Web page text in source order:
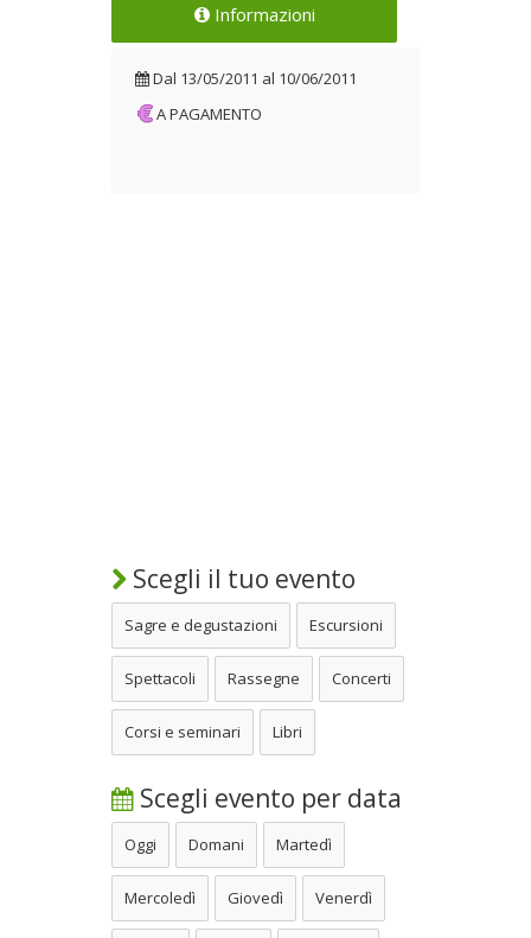
Informazioni
Dal 13/05/2011 al 10/06/2011
A PAGAMENTO
Scegli il tuo evento
Sagre e degustazioni Escursioni
Spettacoli Rassegne Concerti
Corsi e seminari Libri
Scegli evento per data
Oggi Domani Martedì
Mercoledì Giovedì Venerdì